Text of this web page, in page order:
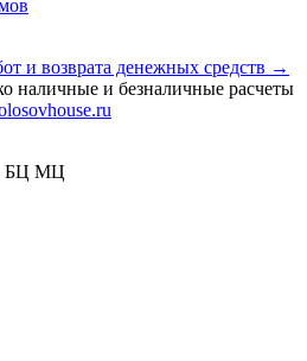
и возврата денежных средств →
наличные и безналичные расчеты
БЦ МЦ